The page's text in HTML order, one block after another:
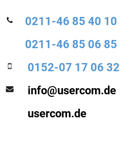
0211-46 85 40 10
0211-46 85 06 85
0152-07 17 06 32
info@usercom.de
usercom.de